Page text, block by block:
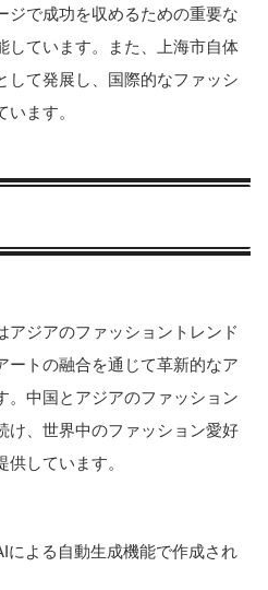
ジで成功を収めるための重要な
しています。また、上海市自体
して発展し、国際的なファッシ
ます。
アジアのファッショントレンド
ートの融合を通じて革新的なア
。中国とアジアのファッション
け、世界中のファッション愛好
しています。
による自動生成機能で作成され